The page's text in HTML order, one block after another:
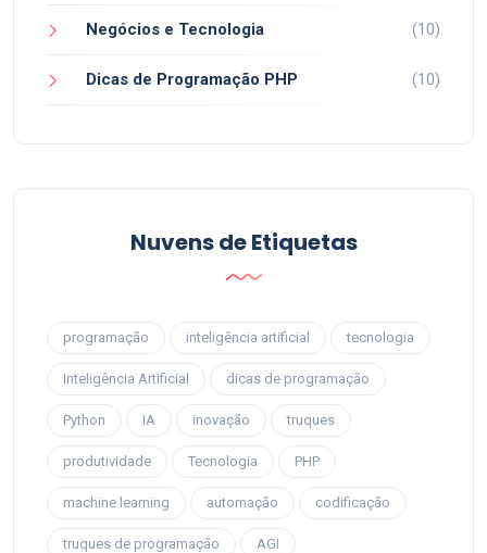
Negócios e Tecnologia (10)
Dicas de Programação PHP (10)
Nuvens de Etiquetas
programação inteligência artificial tecnologia
Inteligência Artificial dicas de programação
Python IA inovação truques
produtividade Tecnologia PHP
machine learning automação codificação
truques de programação AGI